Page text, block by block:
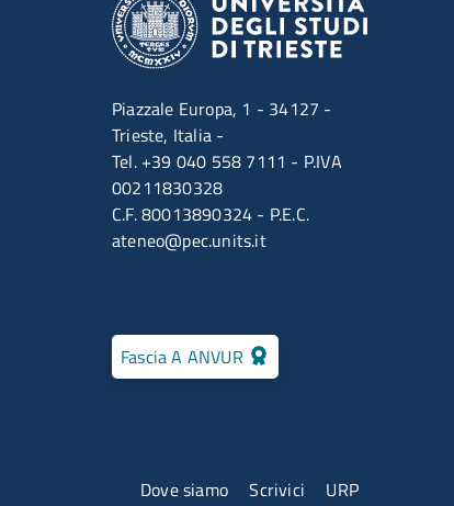
Piazzale Europa, 1 - 34127 -
Trieste, Italia -
Tel. +39 040 558 7111 - P.IVA
00211830328
C.F. 80013890324 - P.E.C.
ateneo@pec.units.it
Fascia A ANVUR
Menu contatti
Dove siamo Scrivici URP